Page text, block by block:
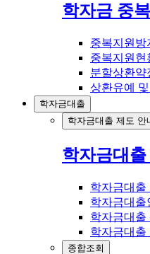
학자금 중
중복지원방
중복지원현
분할상환약
상환유예
학자금대출
학자금대출 제도 안
학자금대출
학자금대출
학자금대출
학자금대출
학자금대출
종합조회